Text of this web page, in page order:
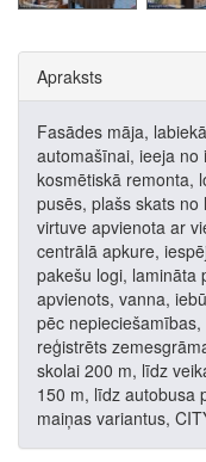
Apraksts
Fasādes māja,
automašīnai, ieeja no
kosmētiskā remonta,
pusēs, plašs skats
virtuve apvienota ar
centrālā apkure,
pakešu logi, lamināta
apvienots, vanna,
pēc
reģistrēts
skolai 200 m, līdz
150 m, līdz autobusa
maiņas variantus,